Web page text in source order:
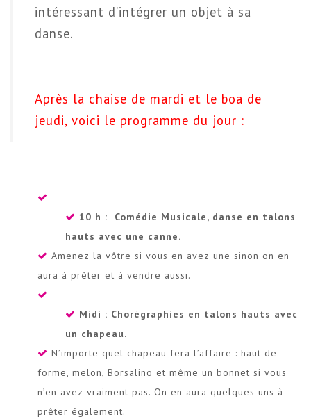
intéressant d’intégrer un objet à sa
danse.
Après la chaise de mardi et le boa de
jeudi, voici le programme du jour :
10 h : Comédie Musicale, danse en talons
hauts avec une canne.
Amenez la vôtre si vous en avez une sinon on en
aura à prêter et à vendre aussi.
Midi : Chorégraphies en talons hauts avec
un chapeau.
N’importe quel chapeau fera l’affaire : haut de
forme, melon, Borsalino et même un bonnet si vous
n’en avez vraiment pas. On en aura quelques uns à
prêter également.